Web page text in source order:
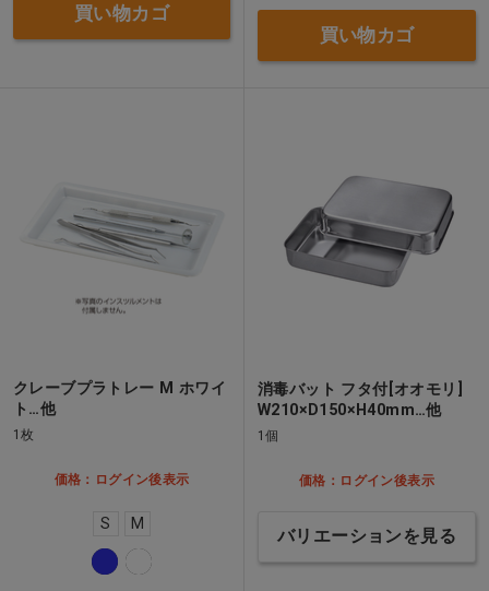
買い物カゴ
買い物カゴ
クレーブプラトレー M ホワイ
ト…他
1枚
価格：ログイン後表示
S M
消毒バット フタ付[オオモリ]
W210×D150×H40mm…他
1個
価格：ログイン後表示
バリエーションを見る